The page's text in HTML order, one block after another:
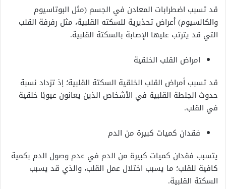
قد تسبب اضطرابات المعادن في الجسم (مثل البوتاسيوم
والكالسيوم)أعراض تحذيرية للسكته القلبية، مثل رفرفة القلب
التي قد يترتب عليها الإصابة بالسكتة القلبية.
امراض القلب الخلقية
قد تسبب أمراض القلب الخلقية السكتة القلبية؛ إذ تزداد نسبة
حدوث الجلطة القلبية في الأشخاص الذين يعانون عيوبًا خلقية
في القلب.
فقدان كميات كبيرة من الدم
يتسبب فقدان كميات كبيرة من الدم في عدم وصول الدم بكمية
كافية للقلب؛ ما يسبب اختلال عمل القلب، والذي قد يسبب
السكتة القلبية.